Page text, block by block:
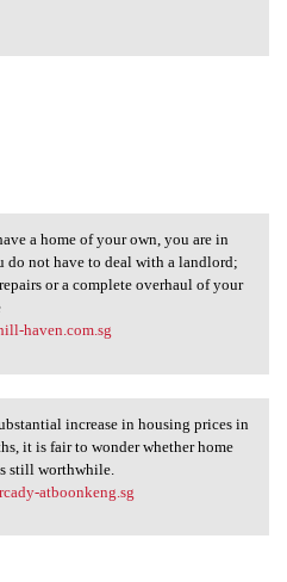
a home of your
a home of your own, you are in
do not have to deal with a landlord;
or a complete overhaul of your
haven.com.sg
increase in housing prices in
it is fair to wonder whether home
still worthwhile.
atboonkeng.sg